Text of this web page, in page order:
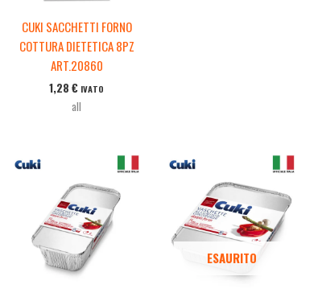
CUKI SACCHETTI FORNO
COTTURA DIETETICA 8PZ
ART.20860
1,28€ IVATO
all
ESAURITO